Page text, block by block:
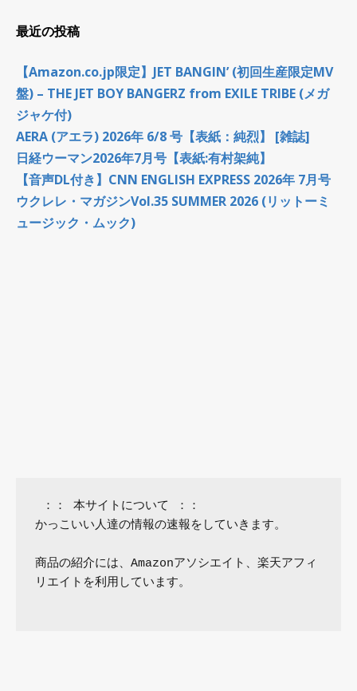
最近の投稿
【Amazon.co.jp限定】JET BANGIN’ (初回生産限定MV
盤) – THE JET BOY BANGERZ from EXILE TRIBE (メガ
ジャケ付)
AERA (アエラ) 2026年 6/8 号【表紙：純烈】 [雑誌]
日経ウーマン2026年7月号【表紙:有村架純】
【音声DL付き】CNN ENGLISH EXPRESS 2026年 7月号
ウクレレ・マガジンVol.35 SUMMER 2026 (リットーミ
ュージック・ムック)
かっこいい人達の情報の速報をしていきます。
商品の紹介には、Amazonアソシエイト、楽天アフィ
リエイトを利用しています。